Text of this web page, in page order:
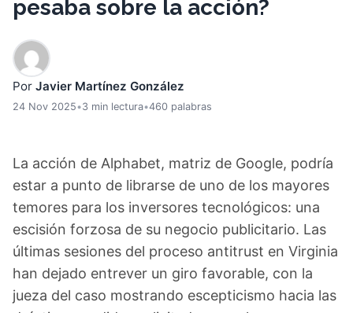
pesaba sobre la acción?
Por Javier Martínez González
24 Nov 2025•3 min lectura•460 palabras
La acción de Alphabet, matriz de Google, podría
estar a punto de librarse de uno de los mayores
temores para los inversores tecnológicos: una
escisión forzosa de su negocio publicitario. Las
últimas sesiones del proceso antitrust en Virginia
han dejado entrever un giro favorable, con la
jueza del caso mostrando escepticismo hacia las